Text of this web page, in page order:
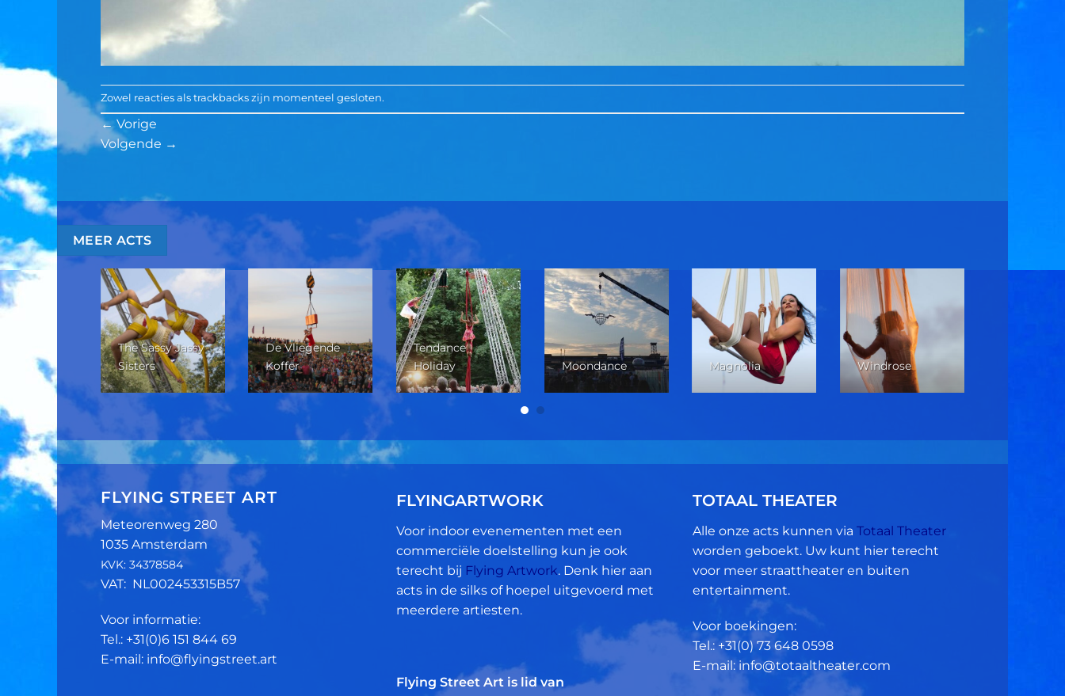
Zowel reacties als trackbacks zijn momenteel gesloten.
←Vorige
Volgende →
MEER ACTS
The Sassy Jassy
Sisters
De Vliegende
Koffer
Tendance
Holiday
Moondance Magnolia Windrose
FLYING STREET ART
Meteorenweg 280
1035 Amsterdam
KVK: 34378584
VAT: NL002453315B57
Voor informatie:
Tel.: +31(0)6 151 844 69
E-mail: info@flyingstreet.art
FLYINGARTWORK
Voor indoor evenementen met een
commerciële doelstelling kun je ook
terecht bij Flying Artwork. Denk hier aan
acts in de silks of hoepel uitgevoerd met
meerdere artiesten.
Flying Street Art is lid van
TOTAAL THEATER
Alle onze acts kunnen via Totaal Theater
worden geboekt. Uw kunt hier terecht
voor meer straattheater en buiten
entertainment.
Voor boekingen:
Tel.: +31(0)73 648 0598
E-mail: info@totaaltheater.com